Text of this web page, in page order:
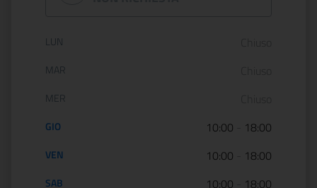
Orario di apertura:
LUN
MAR
MER
GIO 10:00 18:00
VEN 10:00 18:00
SAB 10:00 18:00